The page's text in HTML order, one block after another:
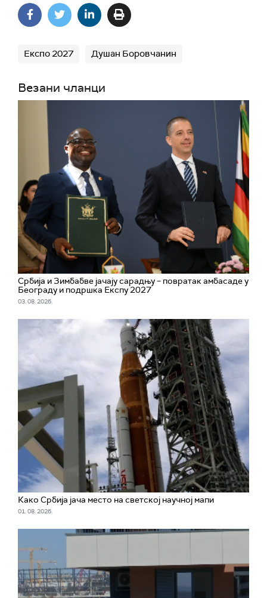
Експо 2027 Душан Боровчанин
Везани чланци
Србија и Зимбабве јачају сарадњу – повратак амбасаде у
Београду и подршка Експу 2027
03. 08. 2026.
Како Србија јача место на светској научној мапи
01. 08. 2026.